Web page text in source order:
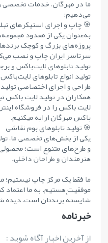
ما در مهرگان، خدمات تخصصی
می‌دهیم:
🎯 چاپ و اجرای استیکرهای
به‌عنوان یکی از معدود
پروژه‌های بزرگ و کوچک
سرتاسر ایران چاپ و نصب
تولید تابلوهای لایت‌باکس و
تولید انواع تابلوهای
طراحی و اجرای اختصاصی
همکاران در تولید لایت باکس
لایت باکس را در فروشگاه
باکس مهرگان ارایه میکنیم.
🎯 تولید تابلوهای بوم نقاشی
یکی از بخش‌های تخصصی ما،
و طرح‌های متنوع است؛
هنرمندان و طراحان داخلی.
ما فقط یک مرکز چاپ
موفقیت هستیم. به ما اعتماد
شایستهٔ برندتان است، دیده
خبرنامه
از آخرین اخبار آگاه شوید :